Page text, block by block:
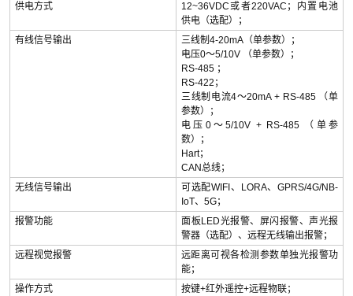
供电方式
12~36VDC或者220VAC；内置电池
供电（选配）；
有线信号输出
三线制4-20mA（单参数）；
电压0～5/10V （单参数）；
RS-485 ；
RS-422；
三线制电流4～20mA + RS-485 （单
参数）；
电压0～5/10V + RS-485 （单参
数）；
Hart；
CAN总线；
无线信号输出
可选配WIFI、LORA、GPRS/4G/NB-
IoT、5G；
报警功能
面板LED光报警、屏闪报警、声光报
警器（选配）、远程无线输出报警；
远程视觉报警
远距离可视各检测参数单独光报警功
能；
操作方式
按键+红外遥控+远程物联；